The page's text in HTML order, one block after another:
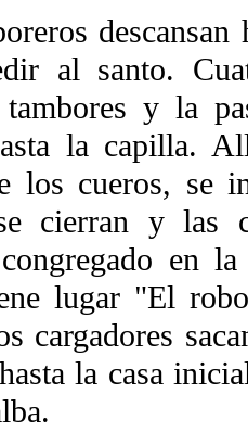
al santo.
tambores y la
la capilla.
los cueros, se
cierran y las
en
lugar "El
cargadores
la casa